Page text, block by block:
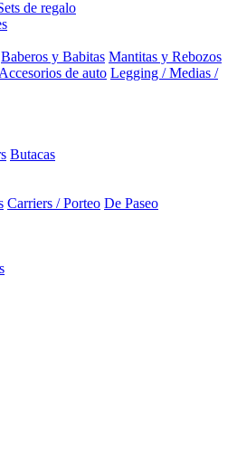
de regalo
Baberos y Babitas Mantitas y Rebozos
Accesorios de auto Legging / Medias /
Butacas
Carriers / Porteo De Paseo